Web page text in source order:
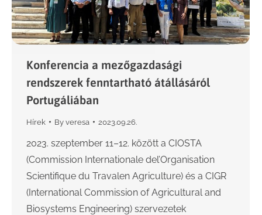
Konferencia a mezőgazdasági
rendszerek fenntartható átállásáról
Portugáliában
Hírek By veresa 2023.09.26.
2023. szeptember 11–12. között a CIOSTA
(Commission Internationale del’Organisation
Scientifique du Travalen Agriculture) és a CIGR
(International Commission of Agricultural and
Biosystems Engineering) szervezetek